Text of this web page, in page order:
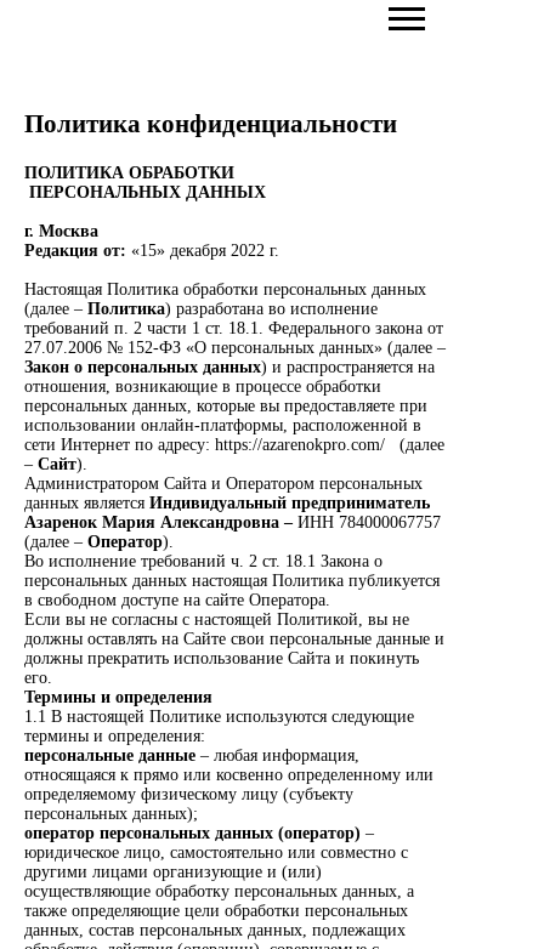
Политика конфиденциальности
ПОЛИТИКА ОБРАБОТКИ
ПЕРСОНАЛЬНЫХ ДАННЫХ
г. Москва
Редакция от: «15» декабря 2022 г.
Настоящая Политика обработки персональных данных
(далее – Политика) разработана во исполнение
требований п. 2 части 1 ст. 18.1. Федерального закона от
27.07.2006 № 152-ФЗ «О персональных данных» (далее –
Закон о персональных данных) и распространяется на
отношения, возникающие в процессе обработки
персональных данных, которые вы предоставляете при
использовании онлайн-платформы, расположенной в
сети Интернет по адресу: https://azarenokpro.com/ (далее
– Сайт).
Администратором Сайта и Оператором персональных
данных является Индивидуальный предприниматель
Азаренок Мария Александровна – ИНН 784000067757
(далее – Оператор).
Во исполнение требований ч. 2 ст. 18.1 Закона о
персональных данных настоящая Политика публикуется
в свободном доступе на сайте Оператора.
Если вы не согласны с настоящей Политикой, вы не
должны оставлять на Сайте свои персональные данные и
должны прекратить использование Сайта и покинуть
его.
Термины и определения
1.1 В настоящей Политике используются следующие
термины и определения:
персональные данные – любая информация,
относящаяся к прямо или косвенно определенному или
определяемому физическому лицу (субъекту
персональных данных);
оператор персональных данных (оператор) –
юридическое лицо, самостоятельно или совместно с
другими лицами организующие и (или)
осуществляющие обработку персональных данных, а
также определяющие цели обработки персональных
данных, состав персональных данных, подлежащих